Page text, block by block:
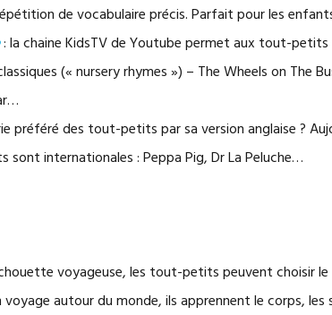
de vocabulaire précis. Parfait pour les
: la chaine KidsTV de Youtube permet aux tout-petits
(« nursery rhymes ») – The Wheels on The
préféré des tout-petits par sa version anglaise ?
internationales : Peppa Pig, Dr La Peluche…
voyageuse, les tout-petits peuvent choisir le
autour du monde, ils apprennent le corps, les